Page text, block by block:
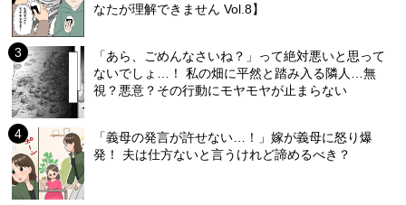
なたが理解できません Vol.8】
「あら、ごめんなさいね？」って絶対悪いと思って
ないでしょ…！ 私の畑に平然と踏み入る隣人…無
視？悪意？その行動にモヤモヤが止まらない
「義母の発言が許せない…！」嫁が義母に怒り爆
発！ 夫は仕方ないと言うけれど諦めるべき？